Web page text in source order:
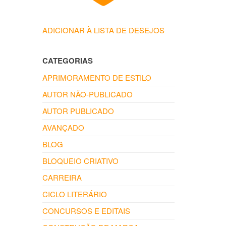
ADICIONAR À LISTA DE DESEJOS
CATEGORIAS
APRIMORAMENTO DE ESTILO
AUTOR NÃO-PUBLICADO
AUTOR PUBLICADO
AVANÇADO
BLOG
BLOQUEIO CRIATIVO
CARREIRA
CICLO LITERÁRIO
CONCURSOS E EDITAIS